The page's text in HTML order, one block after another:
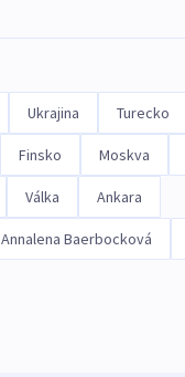
Ukrajina Turecko
Finsko Moskva
Válka Ankara
Annalena Baerbocková